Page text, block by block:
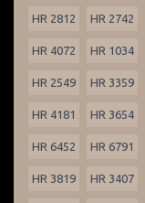
HR 2812 HR 2742
HR 4072 HR 1034
HR 2549 HR 3359
HR 4181 HR 3654
HR 6452 HR 6791
HR 3819 HR 3407